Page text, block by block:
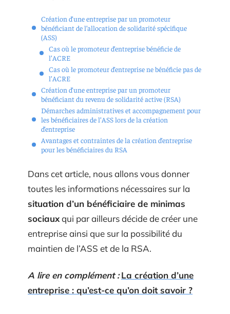
Création d’une entreprise par un promoteur
bénéficiant de l’allocation de solidarité spécifique
(ASS)
Cas où le promoteur d’entreprise bénéficie de
l’ACRE
Cas où le promoteur d’entreprise ne bénéficie pas de
l’ACRE
Création d’une entreprise par un promoteur
bénéficiant du revenu de solidarité active (RSA)
Démarches administratives et accompagnement pour
les bénéficiaires de l’ASS lors de la création
d’entreprise
Avantages et contraintes de la création d’entreprise
pour les bénéficiaires du RSA
Dans cet article, nous allons vous donner
toutes les informations nécessaires sur la
situation d’un bénéficiaire de minimas
sociauxqui par ailleurs décide de créer une
entreprise ainsi que sur la possibilité du
maintien de l’ASS et de la RSA.
A lire en complément : La création d’une
entreprise : qu’est-ce qu’on doit savoir ?